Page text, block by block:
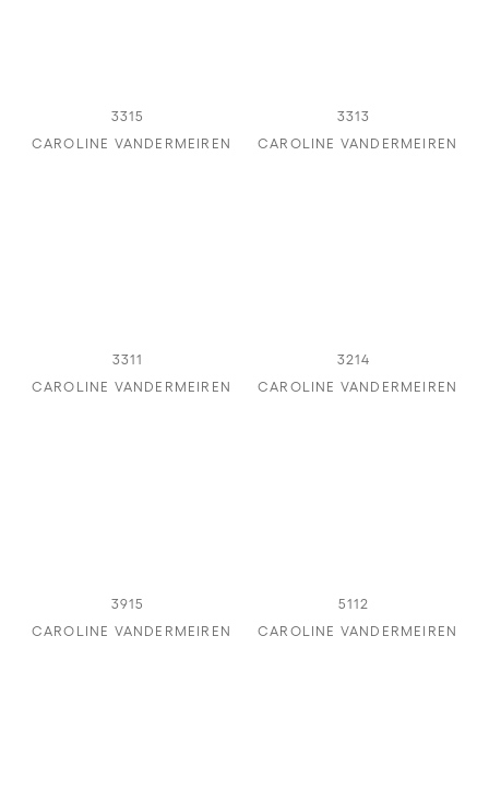
3315
CAROLINE VANDERMEIREN
3313
CAROLINE VANDERMEIREN
3311
CAROLINE VANDERMEIREN
3214
CAROLINE VANDERMEIREN
3915
CAROLINE VANDERMEIREN
5112
CAROLINE VANDERMEIREN